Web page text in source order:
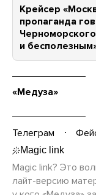
Крейсер
пропаганда
и
«Медуза»
Телеграм
Magic link? Это
лайт-версию